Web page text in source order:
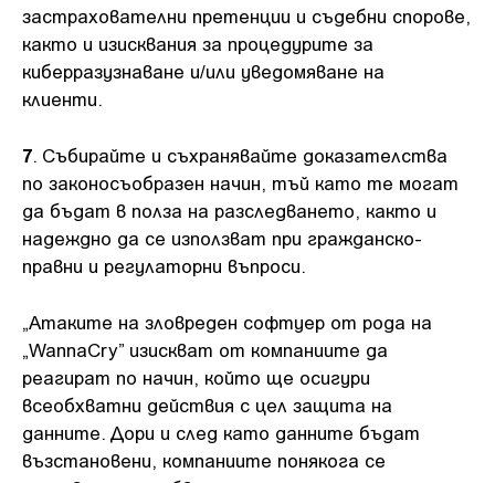
застрахователни претенции и съдебни спорове,
както и изисквания за процедурите за
киберразузнаване и/или уведомяване на
клиенти.
7. Събирайте и съхранявайте доказателства
по законосъобразен начин, тъй като те могат
да бъдат в полза на разследването, както и
надеждно да се използват при гражданско-
правни и регулаторни въпроси.
„Атаките на зловреден софтуер от рода на
„WannaCry” изискват от компаниите да
реагират по начин, който ще осигури
всеобхватни действия с цел защита на
данните. Дори и след като данните бъдат
възстановени, компаниите понякога се